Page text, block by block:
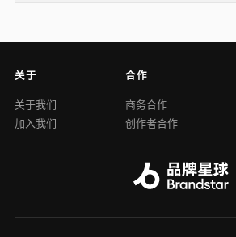
关于
关于我们
加入我们
合作
商务合作
创作者合作